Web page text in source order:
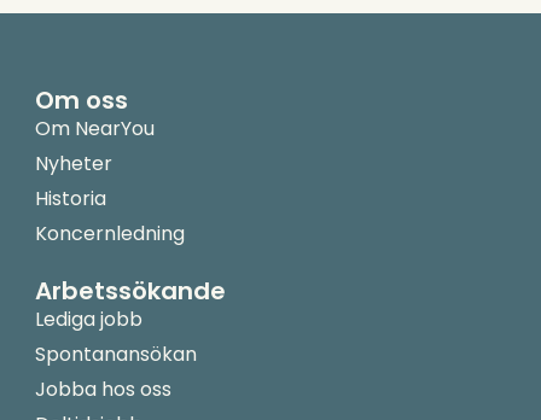
Arbetssökande
Lediga jobb
Spontanansökan
Jobba hos oss
Om oss
Om NearYou
Nyheter
Historia
Koncernledning